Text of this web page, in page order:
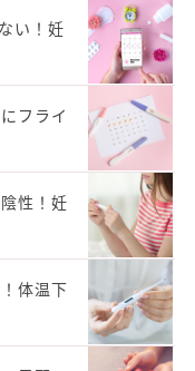
い！妊
フライ
性！妊
体温下